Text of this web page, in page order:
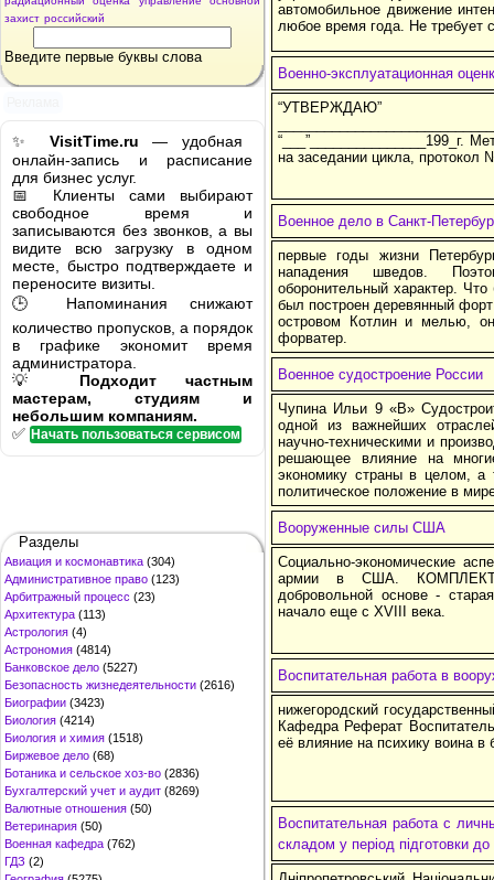
захист российский
Введите первые буквы слова
✨ VisitTime.ru — удобная
онлайн-запись и расписание
для бизнес услуг.
📅 Клиенты сами выбирают
свободное время и
записываются без звонков, а вы
видите всю загрузку в одном
месте, быстро подтверждаете и
переносите визиты.
🕒 Напоминания снижают
количество пропусков, а порядок
в графике экономит время
администратора.
💡 Подходит частным
мастерам, студиям и
небольшим компаниям.
✅ Начать пользоваться сервисом
Разделы
Авиация и космонавтика (304)
Административное право (123)
Арбитражный процесс (23)
Архитектура (113)
Астрология (4)
Астрономия (4814)
Банковское дело (5227)
Безопасность жизнедеятельности (2616)
Биографии (3423)
Биология (4214)
Биология и химия (1518)
Биржевое дело (68)
Ботаника и сельское хоз-во (2836)
Бухгалтерский учет и аудит (8269)
Валютные отношения (50)
Ветеринария (50)
Военная кафедра (762)
ГДЗ (2)
автомобильное движение
любое время года. Не требует
Военно-эксплуатационная
“УТВЕРЖДАЮ”
“___”_______________199_г.
на заседании цикла, протокол
Военное дело в Санкт-
первые годы жизни
нападения шведов.
оборонительный характер.
был построен деревянный
островом Котлин и мелью,
форватер.
Военное судостроение России
Чупина Ильи 9 «В»
одной из важнейших
научно-техническими и
решающее влияние на
экономику страны в целом, а
политическое положение в
Вооруженные силы США
Социально-экономические
армии в США.
добровольной основе -
начало еще с XVIII века.
Воспитательная работа в
нижегородский
Кафедра Реферат
её влияние на психику воина в
Воспитательная работа с
складом у період підготовки